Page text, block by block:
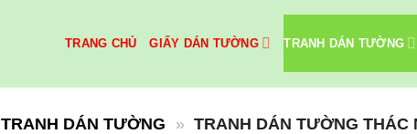
TRANG CHỦ GIẤY DÁN TƯỜNG TRANH DÁN TƯỜNG
TRANH DÁN TƯỜNG » TRANH DÁN TƯỜNG